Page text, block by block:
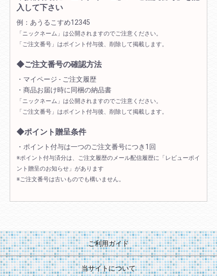
入して下さい
例：あうるこすめ12345
「ニックネーム」は公開されますのでご注意ください。
「ご注文番号」はポイント付与後、削除して掲載します。
◆ご注文番号の確認方法
・マイページ - ご注文履歴
・商品お届け時に同梱の納品書
「ニックネーム」は公開されますのでご注意ください。
「ご注文番号」はポイント付与後、削除して掲載します。
◆ポイント贈呈条件
・ポイント付与は一つのご注文番号につき1回
※ポイント付与済分は、ご注文履歴のメール配信履歴に「レビューポイ
ント贈呈のお知らせ」があります
※ご注文番号は古いものでも構いません。
ご利用ガイド
当サイトについて